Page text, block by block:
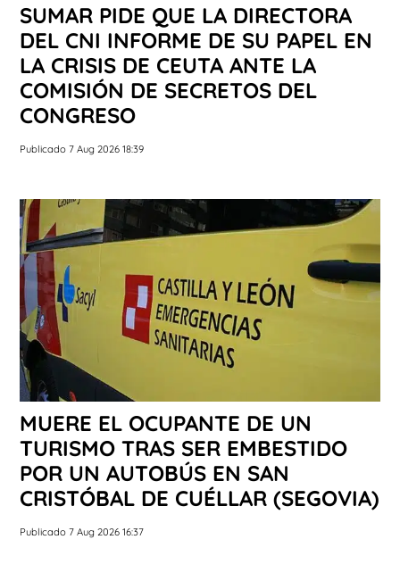
SUMAR PIDE QUE LA DIRECTORA
DEL CNI INFORME DE SU PAPEL EN
LA CRISIS DE CEUTA ANTE LA
COMISIÓN DE SECRETOS DEL
CONGRESO
Publicado 7 Aug 2026 18:39
MUERE EL OCUPANTE DE UN
TURISMO TRAS SER EMBESTIDO
POR UN AUTOBÚS EN SAN
CRISTÓBAL DE CUÉLLAR (SEGOVIA)
Publicado 7 Aug 2026 16:37